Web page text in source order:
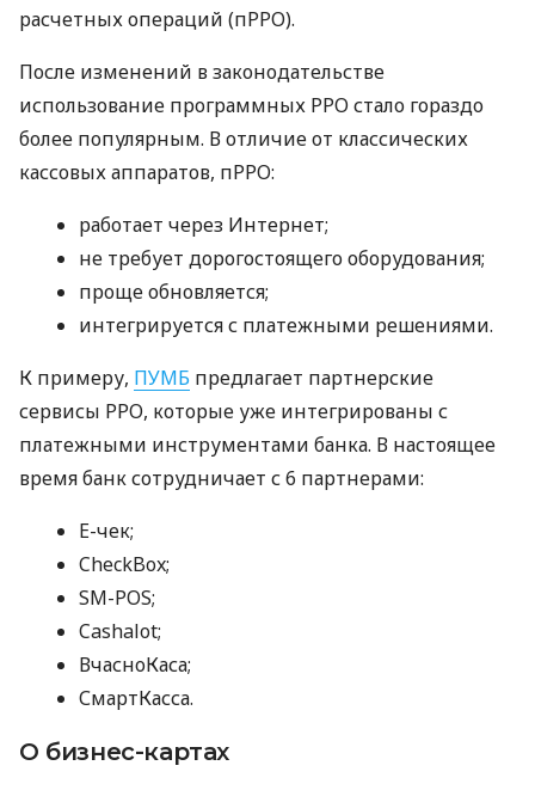
расчетных операций (пРРО).
После изменений в законодательстве
использование программных РРО стало гораздо
более популярным. В отличие от классических
кассовых аппаратов, пРРО:
работает через Интернет;
не требует дорогостоящего оборудования;
проще обновляется;
интегрируется с платежными решениями.
К примеру, ПУМБ предлагает партнерские
сервисы РРО, которые уже интегрированы с
платежными инструментами банка. В настоящее
время банк сотрудничает с 6 партнерами:
E-чек;
CheckBox;
SM-POS;
Cashalot;
ВчасноКаса;
СмартКасса.
О бизнес-картах